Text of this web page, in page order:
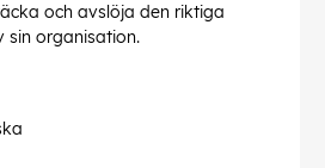
och avslöja den riktiga
sin organisation.